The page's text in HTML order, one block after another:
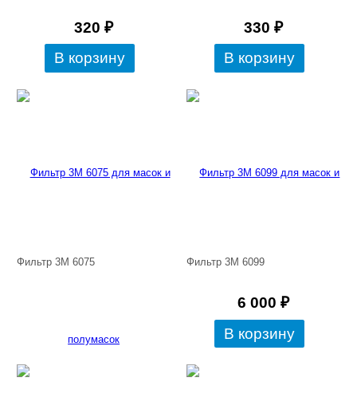
320 ₽ 330 ₽
Фильтр 3М 6075 Фильтр 3М 6099
6 000 ₽